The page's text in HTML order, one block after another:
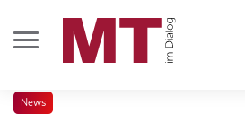
News